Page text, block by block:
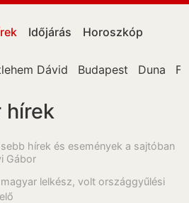
Időjárás Horoszkóp
Dávid Budapest Duna
hírek
hírek és események a sajtóban
Gábor
magyar lelkész, volt országgyűlési